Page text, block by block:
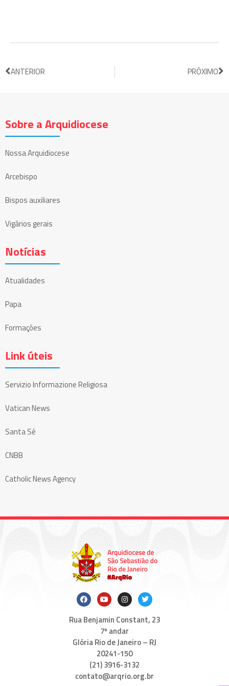
ANTERIOR PRÓXIMO
Sobre a Arquidiocese
Nossa Arquidiocese
Arcebispo
Bispos auxiliares
Vigários gerais
Notícias
Atualidades
Papa
Formações
Link úteis
Servizio Informazione Religiosa
Vatican News
Santa Sé
CNBB
Catholic News Agency
Rua Benjamin Constant, 23
7º andar
Glória Rio de Janeiro – RJ
20241-150
(21) 3916-3132
contato@arqrio.org.br